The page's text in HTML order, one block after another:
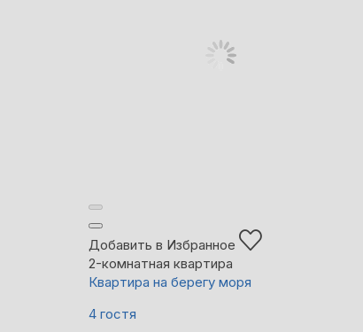
Добавить в Избранное
2-комнатная квартира
Квартира на берегу моря
4 гостя